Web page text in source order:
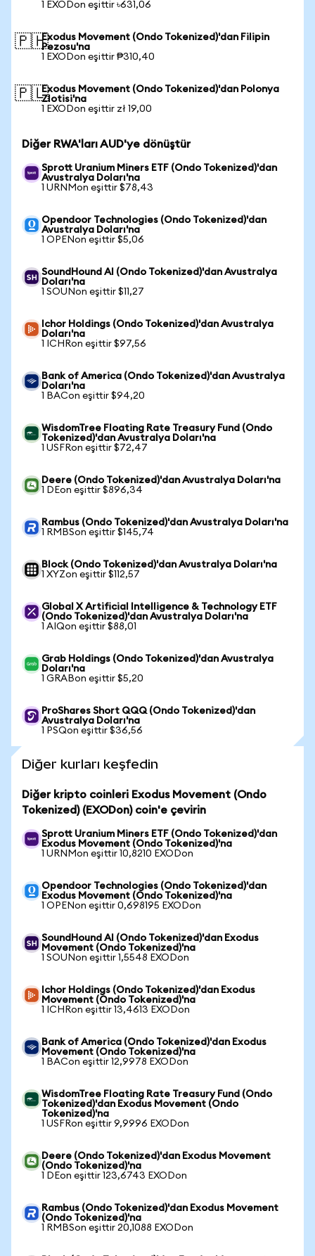
1 EXODon eşittir ৳631,06
🇵🇭Exodus Movement (Ondo Tokenized)'dan Filipin
Pezosu'na
1 EXODon eşittir ₱310,40
🇵🇱Exodus Movement (Ondo Tokenized)'dan Polonya
Zlotisi'na
1 EXODon eşittir zł 19,00
Diğer RWA'ları AUD'ye dönüştür
Sprott Uranium Miners ETF (Ondo Tokenized)'dan
Avustralya Doları'na
1 URNMon eşittir $78,43
Opendoor Technologies (Ondo Tokenized)'dan
Avustralya Doları'na
1 OPENon eşittir $5,06
SoundHound AI (Ondo Tokenized)'dan Avustralya
Doları'na
1 SOUNon eşittir $11,27
Ichor Holdings (Ondo Tokenized)'dan Avustralya
Doları'na
1 ICHRon eşittir $97,56
Bank of America (Ondo Tokenized)'dan Avustralya
Doları'na
1 BACon eşittir $94,20
WisdomTree Floating Rate Treasury Fund (Ondo
Tokenized)'dan Avustralya Doları'na
1 USFRon eşittir $72,47
Deere (Ondo Tokenized)'dan Avustralya Doları'na
1 DEon eşittir $896,34
Rambus (Ondo Tokenized)'dan Avustralya Doları'na
1 RMBSon eşittir $145,74
Block (Ondo Tokenized)'dan Avustralya Doları'na
1 XYZon eşittir $112,57
Global X Artificial Intelligence & Technology ETF
(Ondo Tokenized)'dan Avustralya Doları'na
1 AIQon eşittir $88,01
Grab Holdings (Ondo Tokenized)'dan Avustralya
Doları'na
1 GRABon eşittir $5,20
ProShares Short QQQ (Ondo Tokenized)'dan
Avustralya Doları'na
1 PSQon eşittir $36,56
Diğer kurları keşfedin
Diğer kripto coinleri Exodus Movement (Ondo
Tokenized) (EXODon) coin'e çevirin
Sprott Uranium Miners ETF (Ondo Tokenized)'dan
Exodus Movement (Ondo Tokenized)'na
1 URNMon eşittir 10,8210 EXODon
Opendoor Technologies (Ondo Tokenized)'dan
Exodus Movement (Ondo Tokenized)'na
1 OPENon eşittir 0,698195 EXODon
SoundHound AI (Ondo Tokenized)'dan Exodus
Movement (Ondo Tokenized)'na
1 SOUNon eşittir 1,5548 EXODon
Ichor Holdings (Ondo Tokenized)'dan Exodus
Movement (Ondo Tokenized)'na
1 ICHRon eşittir 13,4613 EXODon
Bank of America (Ondo Tokenized)'dan Exodus
Movement (Ondo Tokenized)'na
1 BACon eşittir 12,9978 EXODon
WisdomTree Floating Rate Treasury Fund (Ondo
Tokenized)'dan Exodus Movement (Ondo
Tokenized)'na
1 USFRon eşittir 9,9996 EXODon
Deere (Ondo Tokenized)'dan Exodus Movement
(Ondo Tokenized)'na
1 DEon eşittir 123,6743 EXODon
Rambus (Ondo Tokenized)'dan Exodus Movement
(Ondo Tokenized)'na
1 RMBSon eşittir 20,1088 EXODon